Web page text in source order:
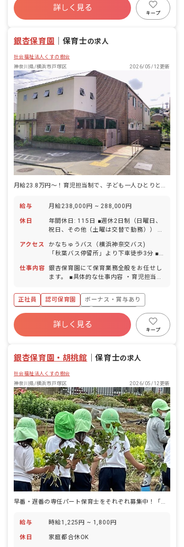
福利厚生充実
退職金制度
詳しく見る
キープ
銀杏保育園 保育士の求人
社会福祉法人くすの樹会
神奈川県/横浜市戸塚区
2026/05/12更新
給与 月給238,000円 ~ 288,000円
休日
年間休日: 115日 ■週休2日制（日曜日、
祝日、その他（土曜は交替で勤務）） ■
育児休暇（取得実績あり） ■介護・看護
休暇（取得実績あり）
アクセス
かなちゅうバス（横浜神奈交バス)
「秋葉バス停留所」より下車徒歩3分 ■
仕事内容
銀杏保育園にて保育業務全般をお任せし
ます。 ■具体的な仕事内容 ・育児担当制
添った活動をしています。
正社員 認可保育園
ボーナス・賞与あり
寮・住宅・家賃補助あり
社会保険完備
福利厚生充実
退職金制度
詳しく見る
キープ
銀杏保育園・胡桃館 ｜保育士の求人
社会福祉法人くすの樹会
神奈川県/横浜市戸塚区
2026/05/12更新
早番・遅番の専任パート保育士をそれぞれ募集中！「戸塚駅」徒歩2分♪
給与 時給1,225円 ~ 1,800円
休日 家庭都合休OK